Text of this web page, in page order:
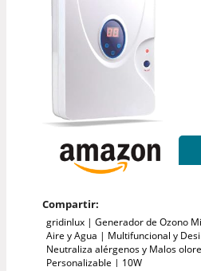
Compartir:
gridinlux | Generador de Ozono
Aire y Agua | Multifuncional y
Neutraliza alérgenos y Malos
Personalizable | 10W